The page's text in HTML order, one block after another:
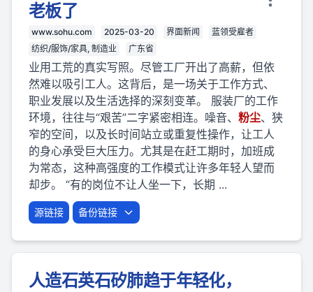
老板了
www.sohu.com 2025-03-20 界面新闻
蓝领受雇者
纺织/服饰/家具, 制造业
广东省
业用工荒的真实写照。尽管工厂开出了高薪，但依
然难以吸引工人。这背后，是一场关于工作方式、
职业发展以及生活选择的深刻变革。 服装厂的工作
环境，往往与“艰苦”二字紧密相连。噪音、 粉尘、狭
窄的空间，以及长时间站立或重复性操作，让工人
的身心承受巨大压力。尤其是在赶工期时，加班成
为常态，这种高强度的工作模式让许多年轻人望而
却步。 “有的岗位不让人坐一下，长期 ...
源链接 备份链接
人造石英石矽肺趋于年轻化，